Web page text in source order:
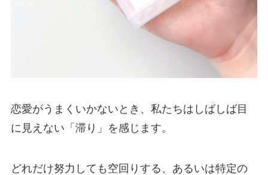
恋愛がうまくいかないとき、私たちはしばしば目
に見えない「滞り」を感じます。
どれだけ努力しても空回りする、あるいは特定の